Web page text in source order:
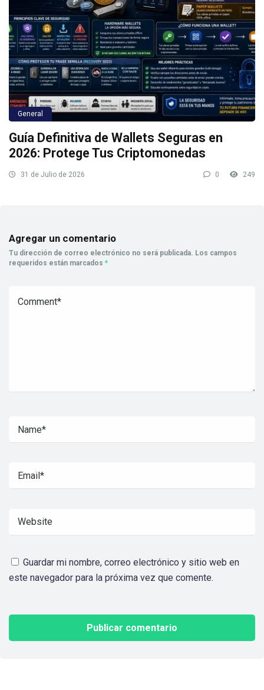
General
Guía Definitiva de Wallets Seguras en
2026: Protege Tus Criptomonedas
31 de Julio de 2026 0 249
Agregar un comentario
Tu dirección de correo electrónico no será publicada. Los campos
requeridos están marcados *
Guardar mi nombre, correo electrónico y sitio web en
este navegador para la próxima vez que comente.